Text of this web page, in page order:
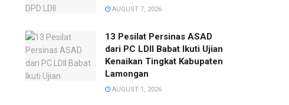
AUGUST 7, 2026
13 Pesilat Persinas ASAD
dari PC LDII Babat Ikuti Ujian
Kenaikan Tingkat Kabupaten
Lamongan
AUGUST 1, 2026